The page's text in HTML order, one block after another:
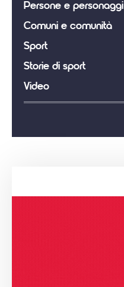
Persone e personaggi
Comuni e comunità
Sport
Storie di sport
Video